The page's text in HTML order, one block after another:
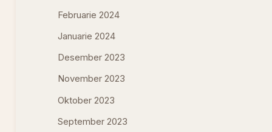
Februarie 2024
Januarie 2024
Desember 2023
November 2023
Oktober 2023
September 2023